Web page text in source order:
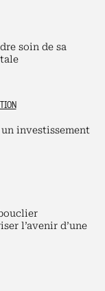
soin de sa
investissement
l’avenir d’une